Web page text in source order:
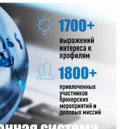
проект